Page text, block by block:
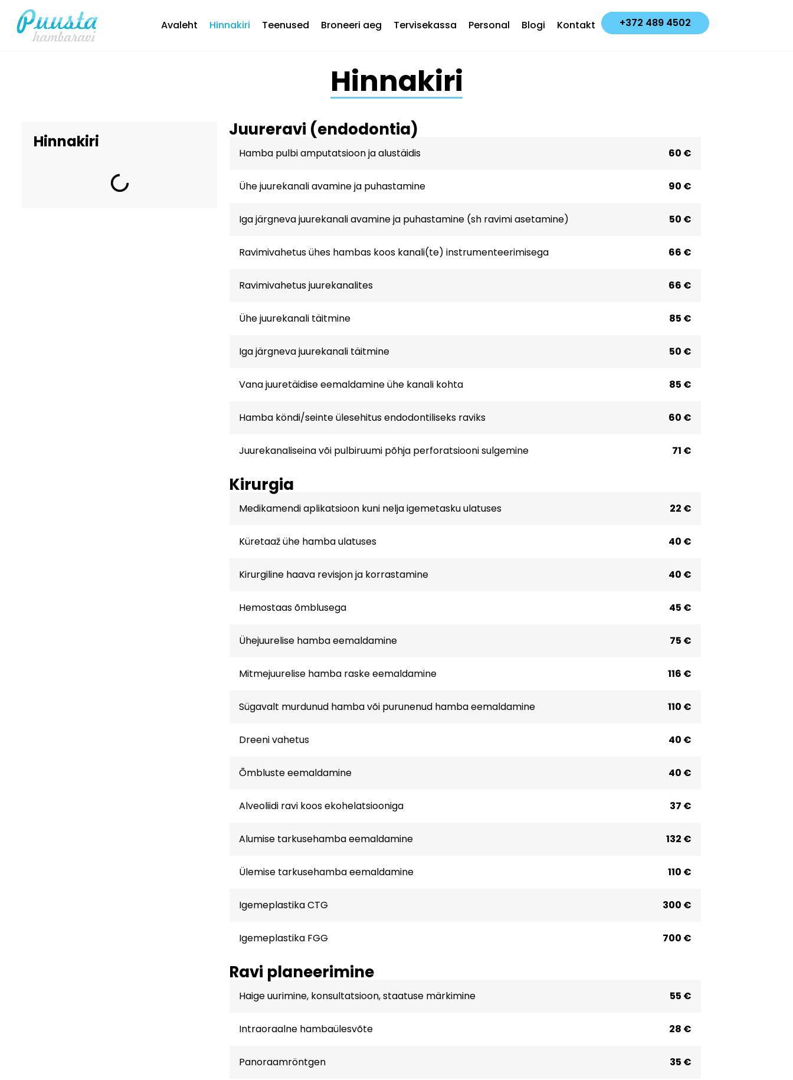
Avaleht Hinnakiri Teenused Broneeri aeg Tervisekassa Personal Blogi Kontakt +372 489 4502
Hinnakiri
Hinnakiri
Juureravi (endodontia)
Hamba pulbi amputatsioon ja alustäidis 60 €
Ühe juurekanali avamine ja puhastamine 90 €
Iga järgneva juurekanali avamine ja puhastamine (sh ravimi asetamine) 50 €
Ravimivahetus ühes hambas koos kanali(te) instrumenteerimisega 66 €
Ravimivahetus juurekanalites 66 €
Ühe juurekanali täitmine 85 €
Iga järgneva juurekanali täitmine 50 €
Vana juuretäidise eemaldamine ühe kanali kohta 85 €
Hamba köndi/seinte ülesehitus endodontiliseks raviks 60 €
Juurekanaliseina või pulbiruumi põhja perforatsiooni sulgemine 71 €
Kirurgia
Medikamendi aplikatsioon kuni nelja igemetasku ulatuses 22 €
Küretaaž ühe hamba ulatuses 40 €
Kirurgiline haava revisjon ja korrastamine 40 €
Hemostaas õmblusega 45 €
Ühejuurelise hamba eemaldamine 75 €
Mitmejuurelise hamba raske eemaldamine 116 €
Sügavalt murdunud hamba või purunenud hamba eemaldamine 110 €
Dreeni vahetus 40 €
Õmbluste eemaldamine 40 €
Alveoliidi ravi koos ekohelatsiooniga 37 €
Alumise tarkusehamba eemaldamine 132 €
Ülemise tarkusehamba eemaldamine 110 €
Igemeplastika CTG 300 €
Igemeplastika FGG 700 €
Ravi planeerimine
Haige uurimine, konsultatsioon, staatuse märkimine 55 €
Intraoraalne hambaülesvõte 28 €
Panoraamröntgen 35 €